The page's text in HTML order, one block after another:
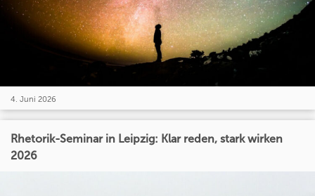
4. Juni 2026
Rhetorik-Seminar in Leipzig: Klar reden, stark wirken
2026